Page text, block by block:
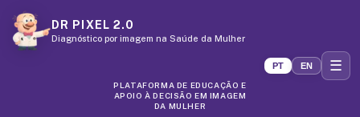
DR PIXEL 2.0
Diagnóstico por imagem na Saúde da Mulher
PLATAFORMA DE EDUCAÇÃO E
APOIO À DECISÃO EM IMAGEM
DA MULHER
PT EN ☰